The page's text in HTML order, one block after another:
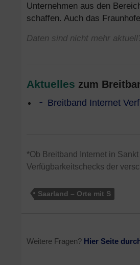
Unternehmen aus den
schaffen. Auch das
Daten sind nicht mehr
Aktuelles zum
Breitband Internet
*Ob Breitband Internet in
Verfügbarkeitschecks der
Saarland – Orte mit S
Weitere Fragen? Hier Seite